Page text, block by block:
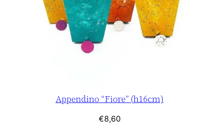
Appendino “Fiore” (h16cm)
€8,60